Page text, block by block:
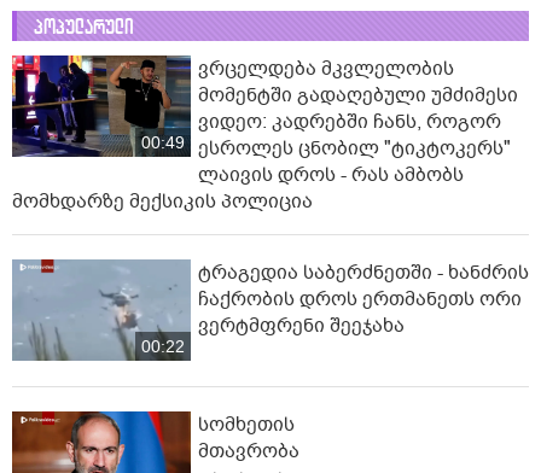
პოპულარული
00:49
ვრცელდება მკვლელობის
მომენტში გადაღებული უმძიმესი
ვიდეო: კადრებში ჩანს, როგორ
ესროლეს ცნობილ "ტიკტოკერს"
ლაივის დროს - რას ამბობს
მომხდარზე მექსიკის პოლიცია
00:22
ტრაგედია საბერძნეთში - ხანძრის
ჩაქრობის დროს ერთმანეთს ორი
ვერტმფრენი შეეჯახა
სომხეთის
მთავრობა